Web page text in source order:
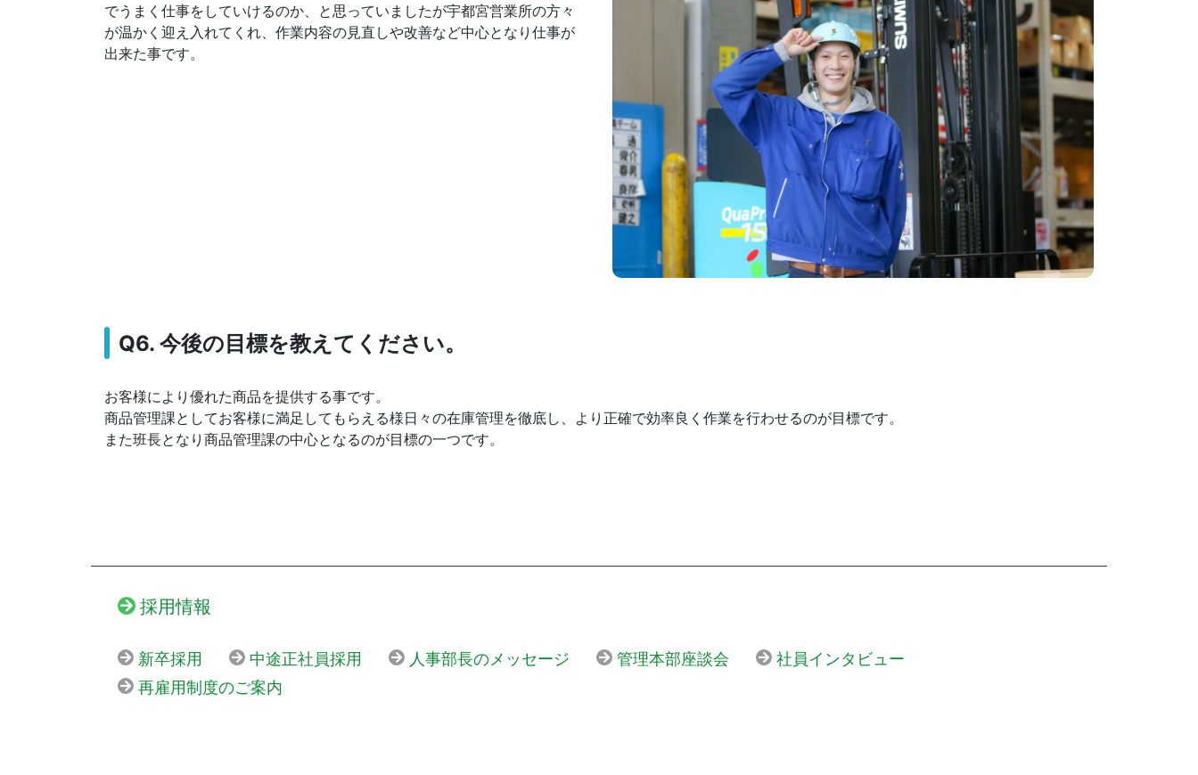
でうまく仕事をしていけるのか、と思っていましたが宇都宮営業所の方々
が温かく迎え入れてくれ、作業内容の見直しや改善など中心となり仕事が
出来た事です。
Q6. 今後の目標を教えてください。
お客様により優れた商品を提供する事です。
商品管理課としてお客様に満足してもらえる様日々の在庫管理を徹底し、より正確で効率良く作業を行わせるのが目標です。
また班長となり商品管理課の中心となるのが目標の一つです。
採用情報
新卒採用 中途正社員採用 人事部長のメッセージ 管理本部座談会
社員インタビュー
再雇用制度のご案内